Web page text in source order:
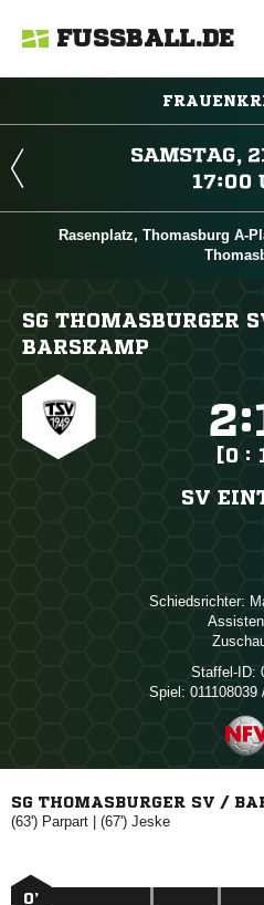
FUSSBALL.DE


Rasenplatz, Thomasburg A-
SG THOMASBURGER
BARSKAMP
:
[0 :
SV
Schiedsrichter:
Staffel-ID:
Spiel:
SG THOMASBURGER SV /
(63')  | (67') 
0’